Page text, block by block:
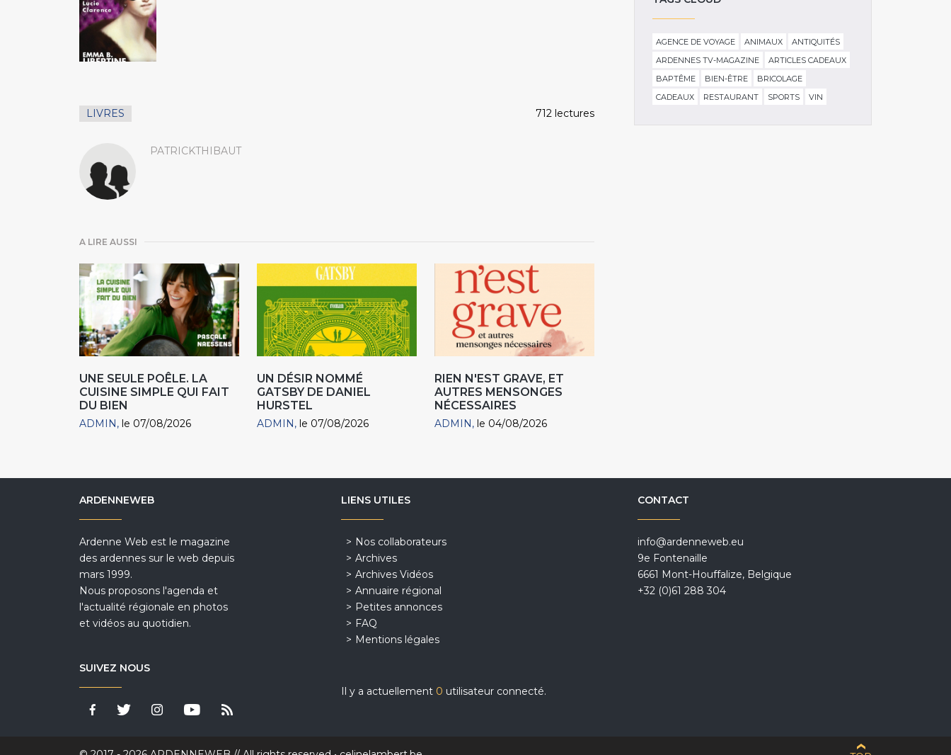
LIVRES 712 lectures
PATRICKTHIBAUT
A LIRE AUSSI
UNE SEULE POÊLE. LA
CUISINE SIMPLE QUI FAIT
DU BIEN
ADMIN le 07/08/2026
UN DÉSIR NOMMÉ
GATSBY DE DANIEL
HURSTEL
ADMIN le 07/08/2026
RIEN N'EST GRAVE, ET
AUTRES MENSONGES
NÉCESSAIRES
ADMIN le 04/08/2026
AGENCE DE VOYAGE ANIMAUX
ANTIQUITÉS
ARDENNES TV-MAGAZINE
ARTICLES CADEAUX
BAPTÊME
BIEN-ÊTRE
BRICOLAGE
CADEAUX
RESTAURANT SPORTS VIN
ARDENNEWEB
Ardenne Web est le magazine
des ardennes sur le web depuis
mars 1999.
Nous proposons l'agenda et
l'actualité régionale en photos
et vidéos au quotidien.
SUIVEZ NOUS
LIENS UTILES
Nos collaborateurs
Archives
Archives Vidéos
Annuaire régional
Petites annonces
FAQ
Mentions légales
Il y a actuellement 0 utilisateur connecté.
CONTACT
info@ardenneweb.eu
9e Fontenaille
6661 Mont-Houffalize, Belgique
+32 (0)61 288 304